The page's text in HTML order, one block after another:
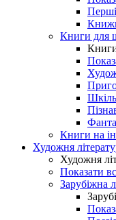
Книги для
Книги на
Художня
Художня
Показати
Зарубіжна